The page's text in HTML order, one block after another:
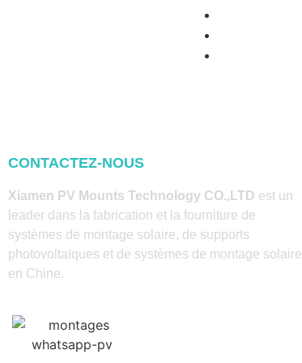
CONTACTEZ-NOUS
Xiamen PV Mounts Technology CO.,LTD est un
leader dans la fabrication et la fourniture de
systèmes de montage solaire, de supports
photovoltaïques et de systèmes de montage solaire
en Chine.